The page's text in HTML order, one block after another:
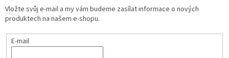
Vložte svůj e-mail a my vám budeme zasílat informace o nových
produktech na našem e-shopu.
E-mail